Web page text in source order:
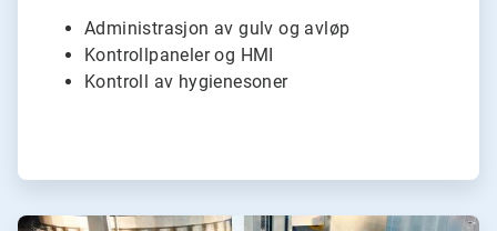
Administrasjon av gulv og avløp
Kontrollpaneler og HMI
Kontroll av hygienesoner
ArticleTile